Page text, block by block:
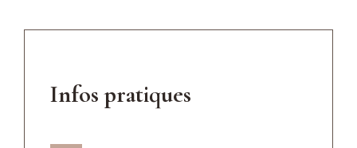
Infos pratiques